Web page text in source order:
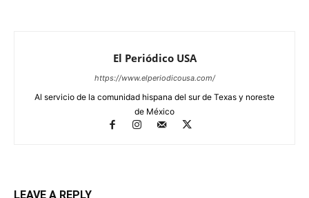
El Periódico USA
https://www.elperiodicousa.com/
Al servicio de la comunidad hispana del sur de Texas y noreste
de México
LEAVE A REPLY